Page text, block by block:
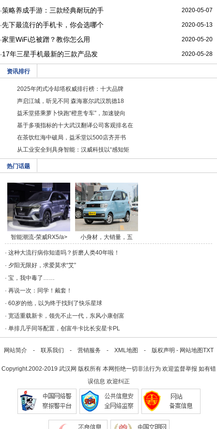
2020-05-07
·策略养成手游：三款经典耐玩的手
2020-05-13
·先下最流行的手机卡，你会选哪个
2020-05-20
·家里WiFi总被蹭？教你怎么用
2020-05-28
·17年三星手机最新的三款产品发
资讯排行
2025年闭式冷却塔权威排行榜：十大品牌
声启江城，听见不同 森海塞尔武汉凯德18
益禾堂搭乘萝卜快跑“橙意专车”，加速驶向
基于多项指标的十大武汉翻译公司客观排名在
在茶饮红海中破局，益禾堂以500店齐开书
从工业安全到具身智能：汉威科技以“感知矩
热门话题
智能潮流-荣威RX5/a>
小身材，大销量，五
菱/a>
· 这种大流行病你知道吗？折磨人类40年啦！
· 夕阳无限好，求爱莫求“艾”
· 宝，我中毒了……
· 再说一次：同学！戴套！
· 60岁的他，以为终于找到了快乐星球
· 宽适重载新卡，领先不止一代，东风小康创富
· 单排几乎同等配置，创富牛卡比长安星卡PL
网站简介- 联系我们 - 营销服务 - XML地图 - 版权声明 - 网站地图TXT
Copyright.2002-2019 武汉网 版权所有 本网拒绝一切非法行为 欢迎监督举报 如有错
误信息 欢迎纠正